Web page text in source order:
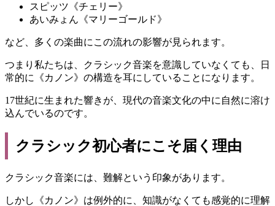
スピッツ《チェリー》
あいみょん《マリーゴールド》
など、多くの楽曲にこの流れの影響が見られます。
つまり私たちは、クラシック音楽を意識していなくても、日
常的に《カノン》の構造を耳にしていることになります。
17世紀に生まれた響きが、現代の音楽文化の中に自然に溶け
込んでいるのです。
クラシック初心者にこそ届く理由
クラシック音楽には、難解という印象があります。
しかし《カノン》は例外的に、知識がなくても感覚的に理解